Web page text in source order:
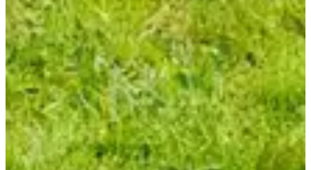
Organisateur
Trail des ViolettesVoir la page Facebook
Choisir une Course
Trail 25 kmInscriptions ouvertes
30,00 €
S'inscrire
S'inscrire
Trail 12 km
Inscriptions ouvertes
15,00 €